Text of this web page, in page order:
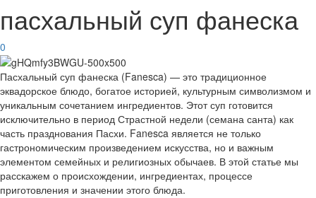
пасхальный суп фанеска
0
Пасхальный суп фанеска (Fanesca) — это традиционное
эквадорское блюдо, богатое историей, культурным символизмом и
уникальным сочетанием ингредиентов. Этот суп готовится
исключительно в период Страстной недели (семана санта) как
часть празднования Пасхи. Fanesca является не только
гастрономическим произведением искусства, но и важным
элементом семейных и религиозных обычаев. В этой статье мы
расскажем о происхождении, ингредиентах, процессе
приготовления и значении этого блюда.